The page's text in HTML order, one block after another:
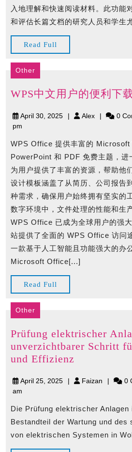
入地理解和快速阅读材料。此功能
和评估长篇文档的研究人员和学生
Read Full
Full
Other
WPS中文用户的便利下
April 30, 2025April
AlexAlex 0
pm
WPS Office 提供丰富的 Microsoft
PowerPoint 和 PDF 免费主题，进
为用户提供了丰富的资源，帮助他
设计模板涵盖了从简历、公司报告
种需求，确保用户始终拥有坚实的
数字环境中，文件处理的性能和生
WPS Office 已成为全球用户的强
站提供了全面的 WPS Office 访问
一款基于人工智能且功能强大的办
Microsoft Office[...]
Read Full
Full
Other
Prüfung elektrischer
unverzichtbarer Schritt
und Effizienz
Anlagen
Schritt
für
April 25, 2025April
Faizan Faizan 0
am
Die Prüfung elektrischer
Bestandteil der Wartung und des
von elektrischen Systemen in